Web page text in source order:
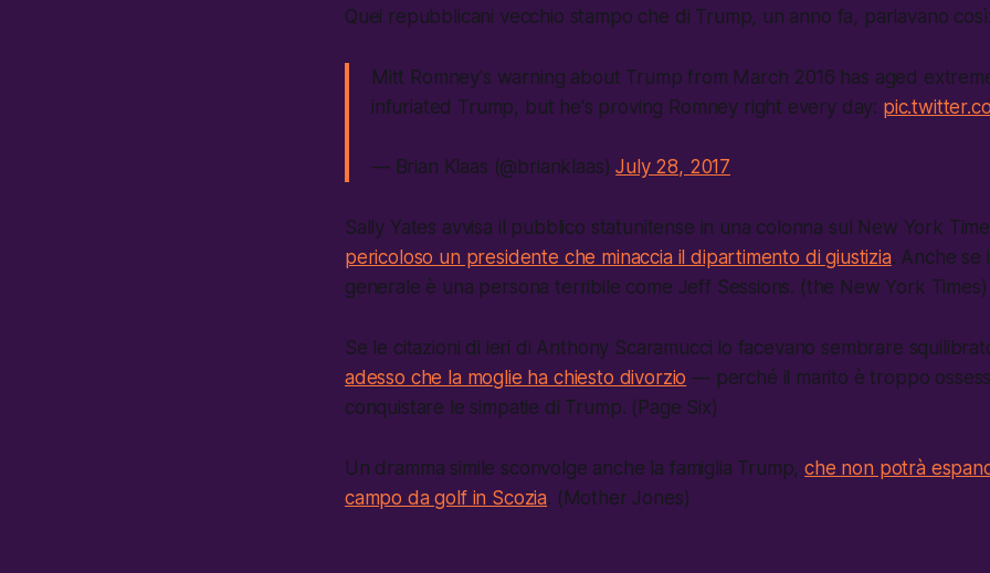
Quei repubblicani vecchio stampo che di Trump, un anno fa, parlavano così:
Mitt Romney's warning about Trump from March 2016 has aged
infuriated Trump, but he's proving Romney right every day:
— Brian Klaas (@brianklaas)July 28, 2017
Sally Yates avvisa il pubblico statunitense in una colonna sul New York
pericoloso un presidente che minaccia il dipartimento di giustizia. Anche se
generale è una persona terribile come Jeff Sessions. (the New York Times)
Se le citazioni di ieri di Anthony Scaramucci lo facevano sembrare
adesso che la moglie ha chiesto divorzio — perché il marito è troppo
conquistare le simpatie di Trump. (Page Six)
Un dramma simile sconvolge anche la famiglia Trump,che non potrà
campo da golf in Scozia. (Mother Jones)